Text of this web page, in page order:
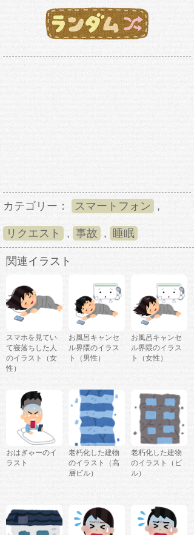
カテゴリー： スマートフォン ,
リクエスト , 事故 , 睡眠
関連イラスト
スマホを見てい
て寝落ちした人
のイラスト（女
性）
お風呂キャンセ
ル界隈のイラス
ト（男性）
お風呂キャンセ
ル界隈のイラス
ト（女性）
おはぎゃーのイ
ラスト
老朽化した建物
のイラスト（高
層ビル）
老朽化した建物
のイラスト（ビ
ル）